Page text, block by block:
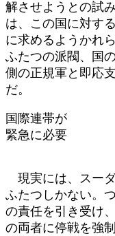
解させようとの試
は、この国に対す
に求めるようかれ
ふたつの派閥、国
側の正規軍と即応
だ。
国際連帯が
緊急に必要
現実には、スー
ふたつしかない。
の責任を引き受け
の両者に停戦を強